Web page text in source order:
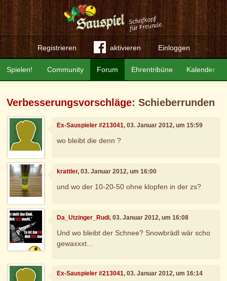
Registrieren aktivieren Einloggen
Community Forum Ehrentribüne Kalender
Spielen!
Verbesserungsvorschläge: Schieberrunden
Ex-Sauspieler #213041, 03. Januar 2012, um 15:59
wo bleibt die denn ?
krattler, 03. Januar 2012, um 16:00
und wo der 10-20-50 ohne klopfen in der zs?
Da_Utzinger_Rudi, 03. Januar 2012, um 16:08
Und wo bleibt der Schnee? Snowbrädl wär scho
gewaxxxt...
Ex-Sauspieler #213041, 03. Januar 2012, um 16:14